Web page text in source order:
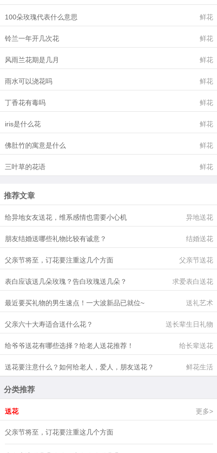
鲜花
100朵玫瑰代表什么意思
鲜花
铃兰一年开几次花
鲜花
风雨兰花期是几月
鲜花
雨水可以浇花吗
鲜花
丁香花有毒吗
鲜花
iris是什么花
鲜花
佛肚竹的寓意是什么
鲜花
三叶草的花语
推荐文章
异地送花
给异地女友送花，维系感情也需要小心机
结婚送花
朋友结婚送哪些礼物比较有诚意？
父亲节送花
父亲节将至，订花要注重这几个方面
求爱表白送花
表白应该送几朵玫瑰？告白玫瑰送几朵？
送礼艺术
最近要买礼物的男生速点！一大波新品已就位~
送长辈生日礼物
父亲六十大寿适合送什么花？
给长辈送花
给爷爷送花有哪些选择？给老人送花推荐！
鲜花生活
送花要注意什么？如何给老人，爱人，朋友送花？
分类推荐
更多>
送花
父亲节将至，订花要注重这几个方面